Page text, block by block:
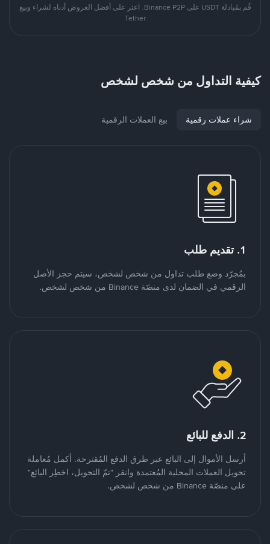
قُم بمُبادلة USDT على Binance P2P. اعثر على أفضل العروض أدناه لشراء وبيع
Tether
كيفية التداول من شخص لشخص
شراء عملات رقمية بيع العملات الرقمية
1. تقديم طلب
بمُجرّد وضع طلب تداول من شخص لشخص، سيتم حجز الأصل
الرقمي في الضمان لدى منصّة Binance من شخص لشخص.
2. الدفع للبائع
أرسل الأموال إلى البائع عبر طرق الدفع المُقترحة. أكمل مُعاملة
تحويل العملات المحلية المُعتمدة وانقر "تمّ التحويل، اخطِر البائع"
على منصّة Binance من شخص لشخص.